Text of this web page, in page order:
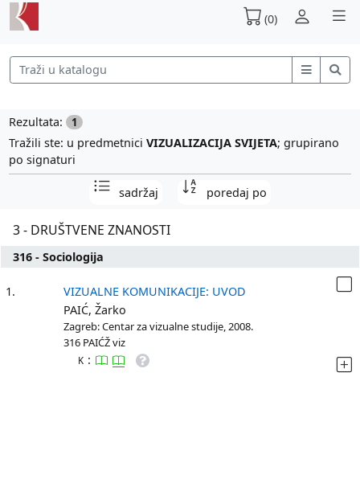
(0)
Rezultata: 1
Tražili ste: u predmetnici VIZUALIZACIJA SVIJETA; grupirano
po signaturi
sadržaj poredaj po
3 - DRUŠTVENE ZNANOSTI
316 - Sociologija
1.
VIZUALNE KOMUNIKACIJE: UVOD
PAIĆ, Žarko
Zagreb: Centar za vizualne studije, 2008.
316 PAIĆŽ viz
K :